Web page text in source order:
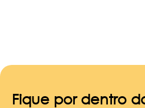
Fique por dentro